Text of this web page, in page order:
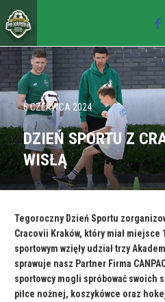
6 CZERWCA 2024
DZIEŃ SPORTU Z
WISŁĄ
Tegoroczny Dzień Sportu
Cracovii Kraków, który miał miejsce
sportowym wzięły udział trzy
sprawuje nasz Partner Firma
sportowcy mogli spróbować swoich
piłce nożnej, koszykówce oraz